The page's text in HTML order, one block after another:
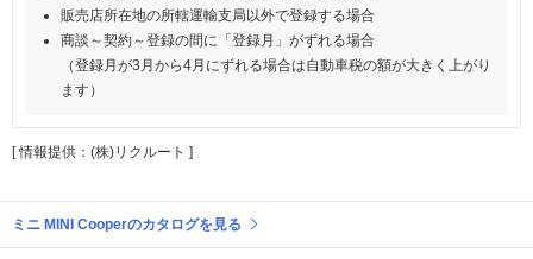
販売店所在地の所轄運輸支局以外で登録する場合
商談～契約～登録の間に「登録月」がずれる場合
（登録月が3月から4月にずれる場合は自動車税の額が大きく上がり
ます）
[ 情報提供：(株)リクルート ]
ミニ MINI Cooperのカタログを見る